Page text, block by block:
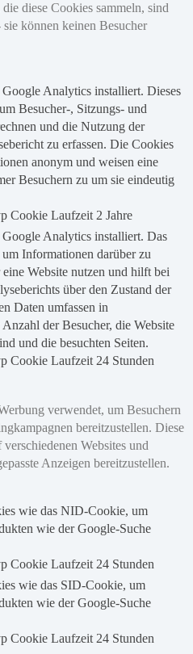
diese Cookies sammeln, sind
können keinen Besucher
Analytics installiert. Dieses
Besucher-, Sitzungs- und
und die Nutzung der
zu erfassen. Die Cookies
anonym und weisen eine
Besuchern zu um sie eindeutig
Cookie Laufzeit 2 Jahre
Analytics installiert. Das
Informationen darüber zu
Website nutzen und hilft bei
über den Zustand der
Daten umfassen in
der Besucher, die Website
und die besuchten Seiten.
Cookie Laufzeit 24 Stunden
verwendet, um Besuchern
bereitzustellen. Diese
Websites und
Anzeigen bereitzustellen.
wie das NID-Cookie, um
wie der Google-Suche
Cookie Laufzeit 24 Stunden
wie das SID-Cookie, um
wie der Google-Suche
Cookie Laufzeit 24 Stunden